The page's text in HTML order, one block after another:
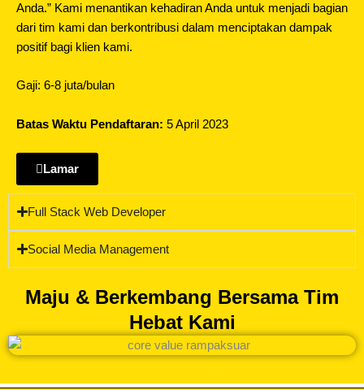
Anda.” Kami menantikan kehadiran Anda untuk menjadi bagian
dari tim kami dan berkontribusi dalam menciptakan dampak
positif bagi klien kami.
Gaji: 6-8 juta/bulan
Batas Waktu Pendaftaran: 5 April 2023
Lamar
Full Stack Web Developer
Social Media Management
Maju & Berkembang Bersama Tim
Hebat Kami